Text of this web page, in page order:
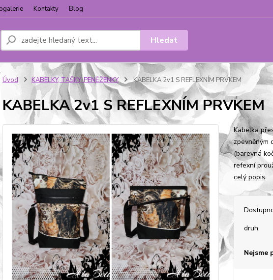
Kontakty Blog
Hledat
Úvod KABELKY, TAŠKY, PENĚŽENKY KABELKA 2v1 S REFLEXNÍM PRVKEM
KABELKA 2v1 S REFLEXNÍM PRVKEM
Kabelka
zpevněným
(barevná
refexní
celý popis
druh
Nejsme